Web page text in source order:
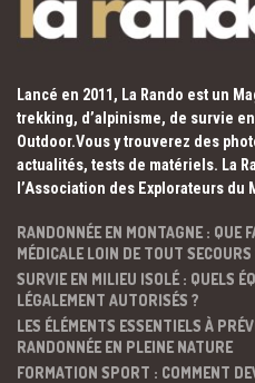
Lancé en 2011, La Rando est un
trekking, d’alpinisme, de survie
Outdoor.Vous y trouverez des
actualités, tests de matériels. La
l’Association des Explorateurs du
RANDONNÉE EN MONTAGNE : QUE
MÉDICALE LOIN DE TOUT SECOURS
SURVIE EN MILIEU ISOLÉ : QUELS
LÉGALEMENT AUTORISÉS ?
LES ÉLÉMENTS ESSENTIELS À
RANDONNÉE EN PLEINE NATURE
FORMATION SPORT : COMMENT